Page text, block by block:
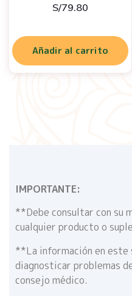
S/79.80
Añadir al carrito
IMPORTANTE:
**Debe consultar con su
cualquier producto o
**La información en
diagnosticar problemas
consejo médico.